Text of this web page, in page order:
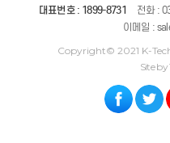
대표번호 : 1899-8731 전화 :
이메일 :
Copyright© 2021 K-
Site by